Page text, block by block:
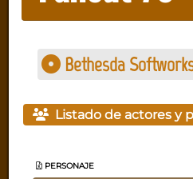
Bethesda
Listado de actores y
PERSONAJE